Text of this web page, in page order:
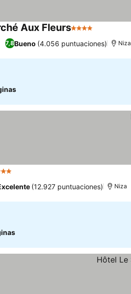
Aux Fleurs4 Estrellas
7,8Bueno (4.056 puntuaciones) Niza
(12.927 puntuaciones) Niza